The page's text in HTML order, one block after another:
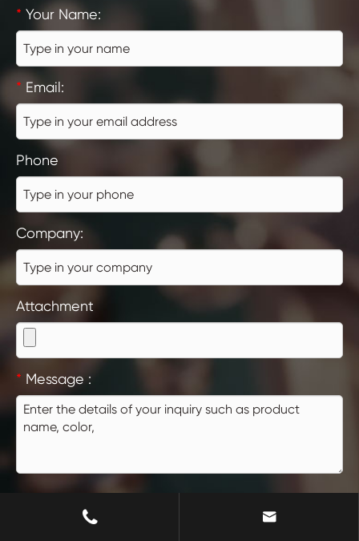
* Your Name:
* Email:
Phone
Company:
Attachment
* Message :
 